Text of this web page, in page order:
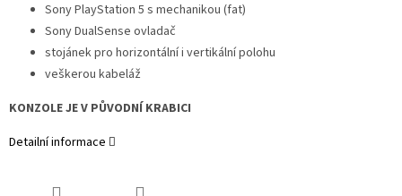
Sony PlayStation 5 s mechanikou (fat)
Sony DualSense ovladač
stojánek pro horizontální i vertikální polohu
veškerou kabeláž
KONZOLE JE V PŮVODNÍ KRABICI
Detailní informace